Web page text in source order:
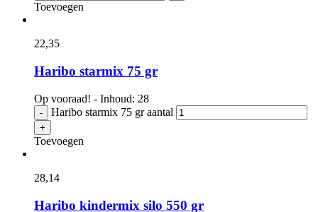
Toevoegen
22,35
Haribo starmix 75 gr
Op vooraad! - Inhoud: 28
- Haribo starmix 75 gr aantal
+
Toevoegen
28,14
Haribo kindermix silo 550 gr